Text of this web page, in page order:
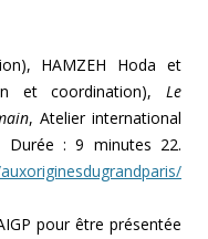
HAMZEH Hoda et
et coordination), Le
, Atelier international
Durée : 9 minutes 22.
pour être présentée